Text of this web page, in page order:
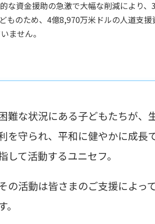
な資金援助の急激で大幅な削減により
ものため、4億8,970万米ドルの人道支
ません。
難な状況にある子どもたちが、
を守られ、平和に健やかに成長
して活動するユニセフ。
の活動は皆さまのご支援によっ
。